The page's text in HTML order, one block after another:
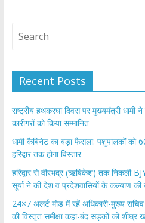
Recent Posts
राष्ट्रीय हथकरघा दिवस पर मुख्यमंत्री
कारीगरों को किया सम्मानित
​धामी कैबिनेट का बड़ा फैसला: पशुपालकों को
हरिद्वार तक होगा विस्तार
​हरिद्वार से वीरभद्र (ऋषिकेश) तक निकली
सूर्या ने की देश व प्रदेशवासियों के कल्याण की
24×7 अलर्ट मोड में रहें अधिकारी-मुख्य
की विस्तृत समीक्षा कहा-बंद सड़कों को शीघ्र